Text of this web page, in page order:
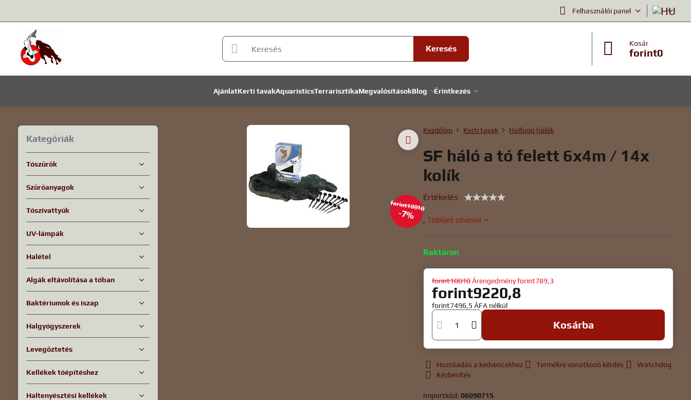
Felhasználói panel
Keresés
Kosár
forint0
AjánlatKerti tavakAquaristicsTerrarisztikaMegvalósításokBlog Érintkezés
forint10010
7%
Kezdőlap Kerti tavak Halfogó hálók
SF háló a tó felett 6x4m / 14x
kolík
Értékelés
,Többet olvasni
Raktáron
forint10010 Árengedményforint789,3
forint9220,8
forint7496,5ÁFA nélkül
Kosárba
Hozzáadás a kedvencekhez Termékre vonatkozó kérdés
Watchdog
Kézbesítés
Importkód:06090715
Kategóriák
Tószűrők
Szűrőanyagok
Tószivattyúk
UV-lámpák
Halétel
Algák eltávolítása a tóban
Baktériumok és iszap
Halgyógyszerek
Levegőztetés
Kellékek tóépítéshez
Haltenyésztési kellékek